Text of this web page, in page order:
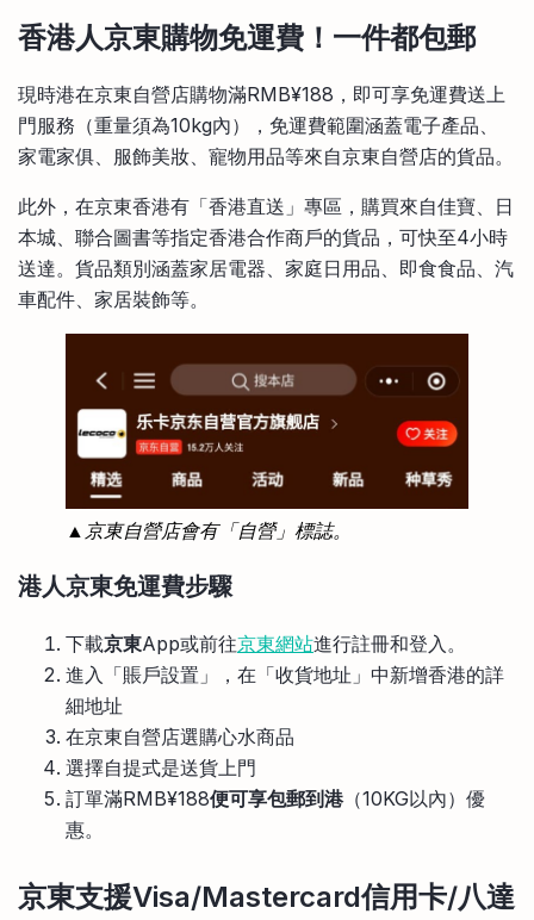
香港人京東購物免運費！一件都包郵
現時港在京東自營店購物滿RMB¥188，即可享免運費送上
門服務（重量須為10kg內），免運費範圍涵蓋電子產品、
家電家俱、服飾美妝、寵物用品等來自京東自營店的貨品。
此外，在京東香港有「香港直送」專區，購買來自佳寶、日
本城、聯合圖書等指定香港合作商戶的貨品，可快至4小時
送達。貨品類別涵蓋家居電器、家庭日用品、即食食品、汽
車配件、家居裝飾等。
▲京東自營店會有「自營」標誌。
港人京東免運費步驟
下載京東App或前往京東網站進行註冊和登入。
進入「賬戶設置」，在「收貨地址」中新增香港的詳
細地址
在京東自營店選購心水商品
選擇自提式是送貨上門
訂單滿RMB¥188便可享包郵到港（10KG以內）優
惠。
京東支援Visa/Mastercard信用卡/八達